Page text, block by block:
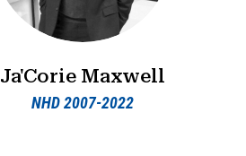
Ja'Corie Maxwell
NHD 2007-2022